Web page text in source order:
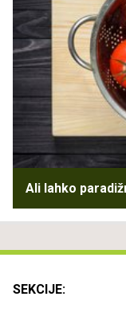
Ali lahko
SEKCIJE: